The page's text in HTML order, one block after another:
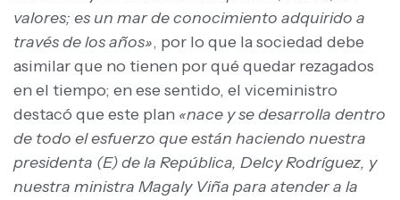
valores; es un mar de conocimiento adquirido a
través de los años», por lo que la sociedad debe
asimilar que no tienen por qué quedar rezagados
en el tiempo; en ese sentido, el viceministro
destacó que este plan «nace y se desarrolla dentro
de todo el esfuerzo que están haciendo nuestra
presidenta (E) de la República, Delcy Rodríguez, y
nuestra ministra Magaly Viña para atender a la